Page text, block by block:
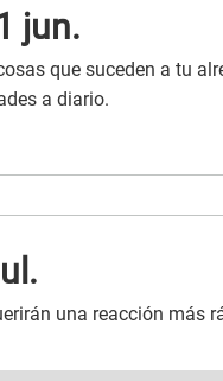
jun.
que suceden a tu
a diario.
una reacción más